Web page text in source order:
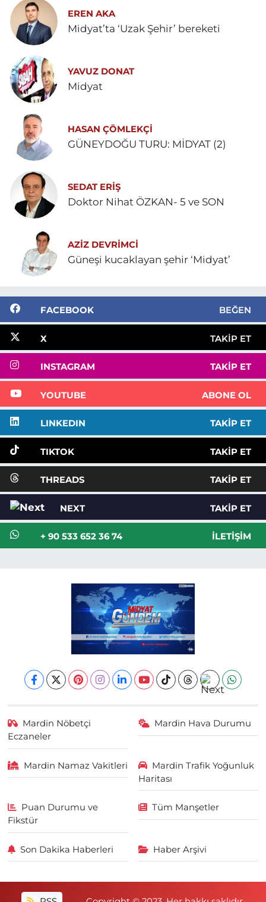
EREN AKA
Midyat’ta ‘Uzak Şehir’ bereketi
YAVUZ DONAT
Midyat
HASAN ÇÖMLEKÇİ
GÜNEYDOĞU TURU: MİDYAT (2)
SEDAT ERİŞ
Doktor Nihat ÖZKAN- 5 ve SON
AZIZ DEVRIMCI
Güneşi kucaklayan şehir ‘Midyat’
FACEBOOK BEĞEN
X TAKIP ET
INSTAGRAM TAKIP ET
YOUTUBE ABONE OL
LINKEDIN TAKIP ET
TIKTOK TAKIP ET
THREADS TAKIP ET
NEXT TAKIP ET
+ 90 533 652 36 74 İLETIŞIM
Mardin Nöbetçi
Eczaneler
Mardin Hava Durumu
Mardin Namaz Vakitleri
Mardin Trafik Yoğunluk
Haritası
Puan Durumu ve
Fikstür
Tüm Manşetler
Son Dakika Haberleri Haber Arşivi